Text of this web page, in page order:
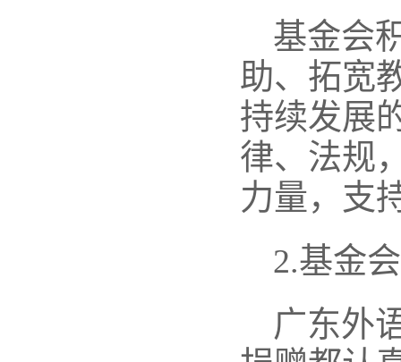
基金会
助、拓宽
持续发展
律、法规
力量，支
2.基金
广东外